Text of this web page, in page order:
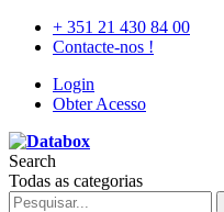
+ 351 21 430 84 00
Contacte-nos !
Login
Obter Acesso
Search
Todas as categorias